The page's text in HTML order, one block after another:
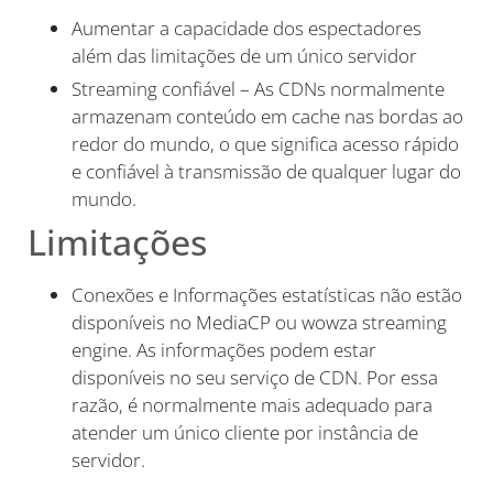
Aumentar a capacidade dos espectadores
além das limitações de um único servidor
Streaming confiável – As CDNs normalmente
armazenam conteúdo em cache nas bordas ao
redor do mundo, o que significa acesso rápido
e confiável à transmissão de qualquer lugar do
mundo.
Limitações
Conexões e Informações estatísticas não estão
disponíveis no MediaCP ou wowza streaming
engine. As informações podem estar
disponíveis no seu serviço de CDN. Por essa
razão, é normalmente mais adequado para
atender um único cliente por instância de
servidor.